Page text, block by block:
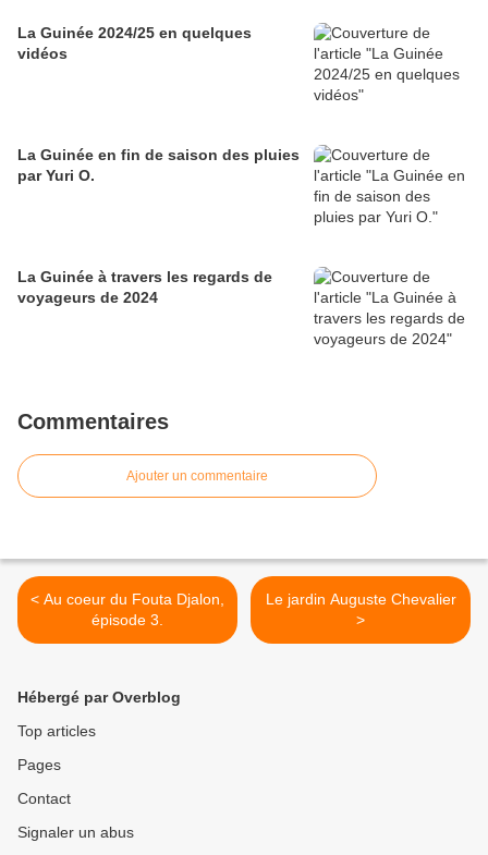
La Guinée 2024/25 en quelques
vidéos
La Guinée en fin de saison des pluies
par Yuri O.
La Guinée à travers les regards de
voyageurs de 2024
Commentaires
Ajouter un commentaire
< Au coeur du Fouta Djalon,
épisode 3.
Le jardin Auguste Chevalier
>
Hébergé par Overblog
Top articles
Pages
Contact
Signaler un abus